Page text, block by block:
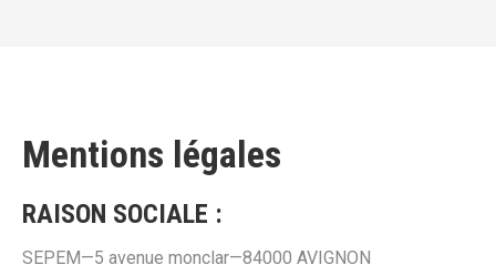
Mentions légales
RAISON SOCIALE :
SEPEM—5 avenue monclar—84000 AVIGNON